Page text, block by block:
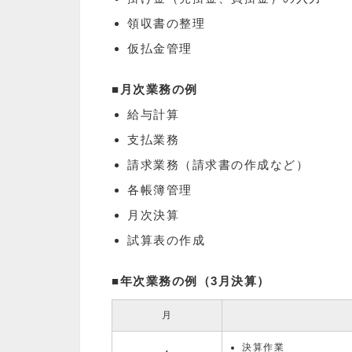
領収書の整理
仮払金管理
■月次業務の例
給与計算
支払業務
請求業務（請求書の作成など）
各帳簿管理
月次決算
試算表の作成
■年次業務の例（3月決算）
月
決算作業